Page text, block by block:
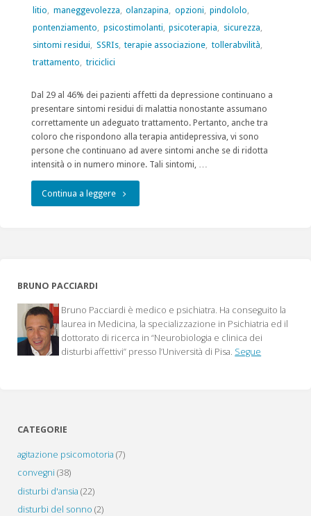
litio, maneggevolezza, olanzapina, opzioni, pindololo,
pontenziamento, psicostimolanti, psicoterapia, sicurezza,
sintomi residui, SSRIs, terapie associazione, tollerabvilità,
trattamento, triciclici
Dal 29 al 46% dei pazienti affetti da depressione continuano a
presentare sintomi residui di malattia nonostante assumano
correttamente un adeguato trattamento. Pertanto, anche tra
coloro che rispondono alla terapia antidepressiva, vi sono
persone che continuano ad avere sintomi anche se di ridotta
intensità o in numero minore. Tali sintomi, …
Continua a leggere"Depressione
e
le
BRUNO PACCIARDI
Bruno Pacciardi è medico e psichiatra. Ha conseguito la
laurea in Medicina, la specializzazione in Psichiatria ed il
dottorato di ricerca in “Neurobiologia e clinica dei
disturbi affettivi” presso l’Università di Pisa. Segue
CATEGORIE
agitazione psicomotoria (7)
convegni (38)
disturbi d'ansia (22)
disturbi del sonno (2)